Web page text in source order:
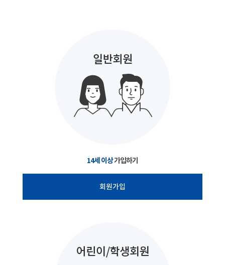
14세 이상가입하기
회원가입